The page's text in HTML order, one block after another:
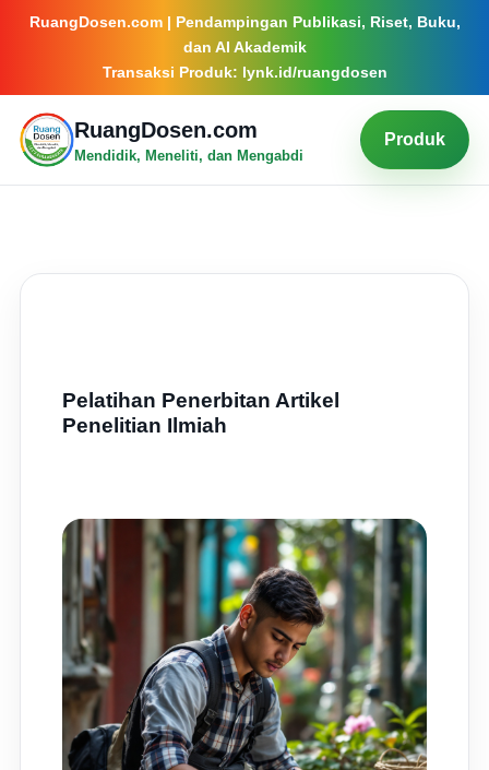
RuangDosen.com | Pendampingan Publikasi, Riset, Buku,
dan AI Akademik
Transaksi Produk: lynk.id/ruangdosen
RuangDosen.com
Mendidik, Meneliti, dan Mengabdi
Produk
Pelatihan Penerbitan Artikel
Penelitian Ilmiah